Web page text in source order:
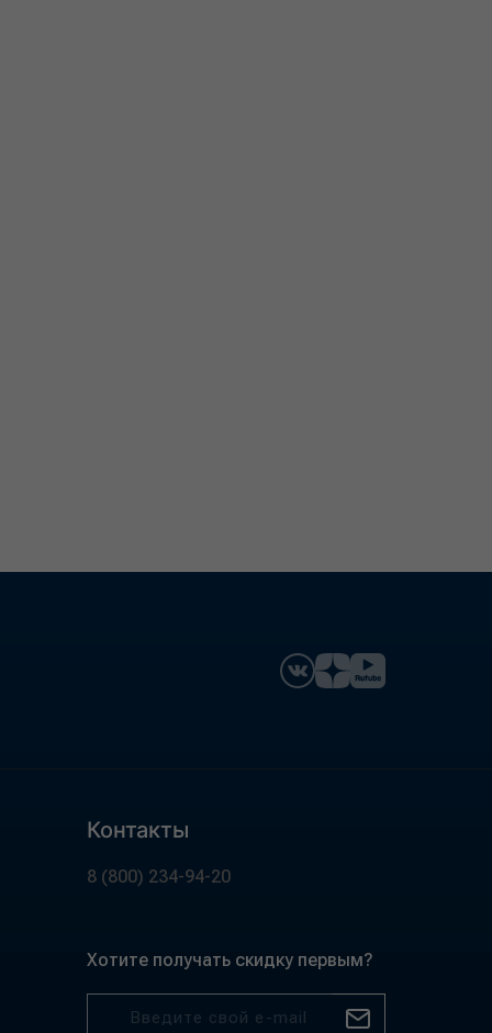
Контакты
8 (800) 234-94-20
Хотите получать скидку первым?